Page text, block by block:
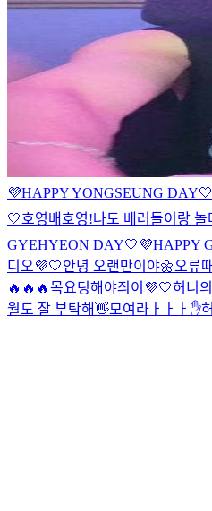
💜HAPPY YONGSEUNG DAY🤍
🤍호영배 호영!나도 베러들이랑
GYEHYEON DAY🤍 💜HAPPY
디오💜🤍안녕 오랜만이야🌼 오류
🔥🔥🔥목요팅해야즤이💜🤍허니
월도 잘 부탁해👋모여라ㅏㅏㅏ✋